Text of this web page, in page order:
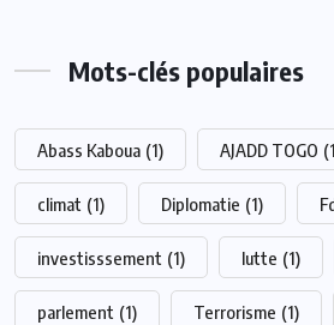
Mots-clés populaires
Abass Kaboua (1) AJADD TOGO
climat (1) Diplomatie (1)
investisssement (1) lutte (1)
parlement (1) Terrorisme (1)